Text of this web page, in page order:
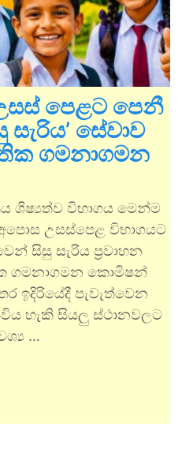
පෙළට පෙනී
සේවාව
ගමනාගමන
ශිෂ්‍යත්ව විභාගය මෙන්ම
උසස්පෙළ විභාගයට
සිසු සැරිය ප්‍රවාහන
ගමනාගමන කොමිෂන්
ඉදිරියේදී පැවැත්වෙන
හැකි සියලු ස්ථානවලට
…